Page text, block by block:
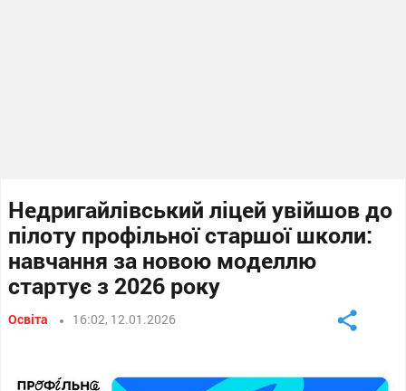
Недригайлівський ліцей увійшов до
пілоту профільної старшої школи:
навчання за новою моделлю
стартує з 2026 року
Освіта 16:02, 12.01.2026